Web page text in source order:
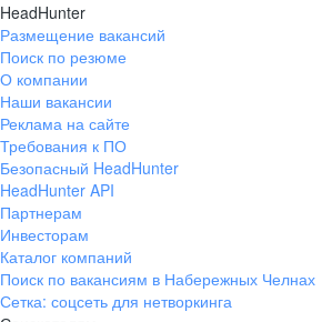
HeadHunter
Размещение вакансий
Поиск по резюме
О компании
Наши вакансии
Реклама на сайте
Требования к ПО
Безопасный HeadHunter
HeadHunter API
Партнерам
Инвесторам
Каталог компаний
Поиск по вакансиям в Набережных Челнах
Сетка: соцсеть для нетворкинга